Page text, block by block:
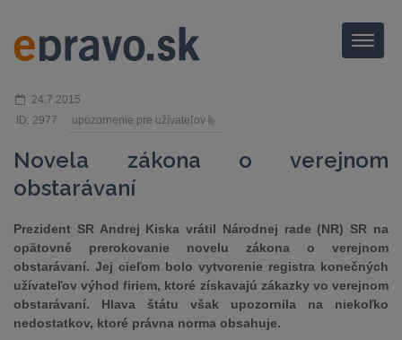
Menu
24.7.2015
ID: 2977
upozornenie pre užívateľov
Novela zákona o verejnom
obstarávaní
Prezident SR Andrej Kiska vrátil Národnej rade (NR) SR na
opätovné prerokovanie novelu zákona o verejnom
obstarávaní. Jej cieľom bolo vytvorenie registra konečných
užívateľov výhod firiem, ktoré získavajú zákazky vo verejnom
obstarávaní. Hlava štátu však upozornila na niekoľko
nedostatkov, ktoré právna norma obsahuje.